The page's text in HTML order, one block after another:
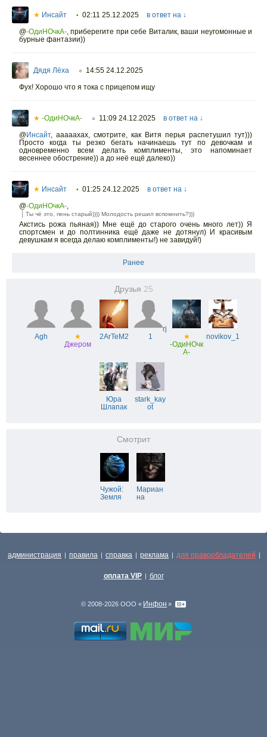
★ Инсайт • 02:11 25.12.2025
в ответ на ↓
@-ОдиНОчкА-, приберегите при себе Виталик, ваши неугомонные и
бурные фантазии))
Дядя Лёха ○ 14:55 24.12.2025
Фух! Хорошо что я тока с прицепом ищу
★ -ОдиНОчкА- ○ 11:09 24.12.2025
в ответ на ↓
@Инсайт, ааааахах, смотрите, как Витя перья распетушил тут)))
Просто когда ты резко бегать начинаешь тут по девочкам и
одновременно всем делать комплименты, это напоминает
весеннее обострение)) а до неё ещё далеко))
★ Инсайт • 01:25 24.12.2025
в ответ на ↓
@-ОдиНОчкА-,
Ты чё это, пень старый)))) Молодость решил вспомнить?)))
Акстись рожа пьяная)) Мне ещё до старого очень много лет)) Я
спортсмен и до полтинника ещё даже не дотянул) И красивым
девушкам я всегда делаю комплименты!) не завидуй!)
Ранее
Друзья 25
Agh
★
Джером
2ArTeM2
rj
1
★
-ОдиНОчк
А-
novikov_1
Юра
Шлапак
stark_kay
ot
Смотрит
Чужой:
Земля
Мариан
на
администрация | правила | справка | реклама | для правообладателей |
оплата VIP | блог
© 2008-2026 ООО « Инфон »